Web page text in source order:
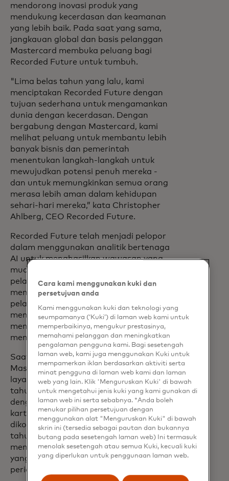
mendorong inovasi produk yang
mendukung kecerdasan dan keamanan
yang lebih baik. Pada saat yang sama,
jangkauan global dan basis pelanggan
Mastercard membuka peluang bagi
Recorded Future untuk tumbuh.
"Lima belas tahun yang lalu, kami
menciptakan Recorded Future dengan
tujuan sederhana untuk mengamankan
dunia dengan kecerdasan. Dengan
bergabung dengan Mastercard, kami
melihat peluang untuk membantu lebih
banyak bisnis dan pemerintah
menentukan langkah-langkah untuk
mewujudkan potensi penuh mereka -
dan untuk memungkinkan semua orang
merasa lebih aman dalam kehidupan
sehari-hari mereka,” kata Christopher
Ahlberg, CEO Recorded Future.
Recorded Future telah menjadi pelopor
dalam menggunakan analitik bertenaga
AI untuk menghasilkan wawasan yang
mudah diakses dan dipahami oleh
pelanggan. Teknologi ini juga
meningkatkan efisiensi dan efektivitas
pelanggan Recorded Future dalam
menggunakan platform untuk
menginformasikan bagaimana mereka
mengatasi risiko yang teridentifikasi.
Saat ini, Recorded Future dan
Mastercard berkolaborasi dalam
layanan yang didukung AI yang memberi
tahu lembaga keuangan lebih cepat dan
dengan akurasi yang lebih besar ketika
kartu kemungkinan telah
dikompromikan. Sejak diluncurkan awal
tahun ini, layanan ini telah
menggandakan tingkat identifikasi kartu
yang disusupi, dibandingkan dengan
periode waktu yang sama tahun lalu.
Cara kami menggunakan kuki dan
persetujuan anda
Kami menggunakan kuki dan teknologi yang
seumpamanya (‘Kuki’) di laman web kami untuk
memperbaikinya, mengukur prestasinya,
memahami pelanggan dan meningkatkan
pengalaman pengguna kami. Bagi sesetengah
laman web, kami juga menggunakan Kuki untuk
mempamerkan iklan berdasarkan aktiviti serta
minat pengguna di laman web kami dan laman
web yang lain. Klik 'Menguruskan Kuki' di bawah
untuk mengetahui jenis kuki yang kami gunakan di
laman web ini serta sebabnya. *Anda boleh
menukar pilihan persetujuan dengan
menggunakan alat "Menguruskan Kuki" di bawah
skrin ini (tersedia sebagai pautan dan bukannya
butang pada sesetengah laman web) Ini termasuk
menolak sesetengah atau semua Kuki, kecuali kuki
yang diperlukan untuk penggunaan laman web.